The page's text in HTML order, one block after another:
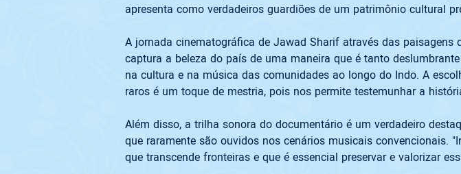
A jornada cinematográfica de Jawad Sharif através das
captura a beleza do país de uma maneira que é tanto
na cultura e na música das comunidades ao longo do Indo. A
Além disso, a trilha sonora do documentário é um verdadeiro
que raramente são ouvidos nos cenários musicais convencionais.